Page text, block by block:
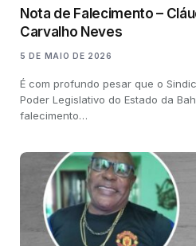
Nota de Falecimento –
Carvalho Neves
5 DE MAIO DE 2026
É com profundo pesar que o
Poder Legislativo do Estado da
falecimento…